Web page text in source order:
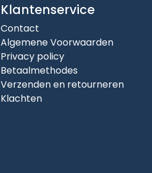
Klantenservice
Contact
Algemene Voorwaarden
Privacy policy
Betaalmethodes
Verzenden en retourneren
Klachten